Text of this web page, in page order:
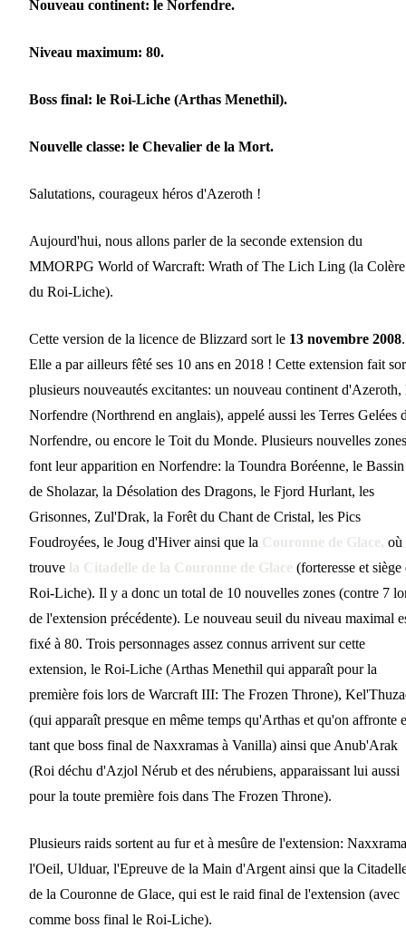
Nouveau continent: le Norfendre.
Niveau maximum: 80.
Boss final: le Roi-Liche (Arthas Menethil).
Nouvelle classe: le Chevalier de la Mort.
Salutations, courageux héros d'Azeroth !
Aujourd'hui, nous allons parler de la seconde extension du
MMORPG World of Warcraft: Wrath of The Lich Ling (la Colère
du Roi-Liche).
Cette version de la licence de Blizzard sort le 13 novembre 2008.
Elle a par ailleurs fêté ses 10 ans en 2018 ! Cette extension fait
plusieurs nouveautés excitantes: un nouveau continent d'Azeroth,
Norfendre (Northrend en anglais), appelé aussi les Terres Gelées
Norfendre, ou encore le Toit du Monde. Plusieurs nouvelles zones
font leur apparition en Norfendre: la Toundra Boréenne, le Bassin
de Sholazar, la Désolation des Dragons, le Fjord Hurlant, les
Grisonnes, Zul'Drak, la Forêt du Chant de Cristal, les Pics
Foudroyées, le Joug d'Hiver ainsi que la Couronne de Glace, où
trouve la Citadelle de la Couronne de Glace (forteresse et siège
Roi-Liche). Il y a donc un total de 10 nouvelles zones (contre 7
de l'extension précédente). Le nouveau seuil du niveau maximal
fixé à 80. Trois personnages assez connus arrivent sur cette
extension, le Roi-Liche (Arthas Menethil qui apparaît pour la
première fois lors de Warcraft III: The Frozen Throne),
(qui apparaît presque en même temps qu'Arthas et qu'on affronte
tant que boss final de Naxxramas à Vanilla) ainsi que Anub'Arak
(Roi déchu d'Azjol Nérub et des nérubiens, apparaissant lui aussi
pour la toute première fois dans The Frozen Throne).
Plusieurs raids sortent au fur et à mesûre de l'extension:
l'Oeil, Ulduar, l'Epreuve de la Main d'Argent ainsi que la
de la Couronne de Glace, qui est le raid final de l'extension (avec
comme boss final le Roi-Liche).